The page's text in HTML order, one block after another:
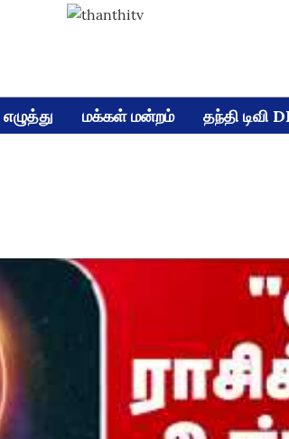
மக்கள் மன்றம் தந்தி டிவி